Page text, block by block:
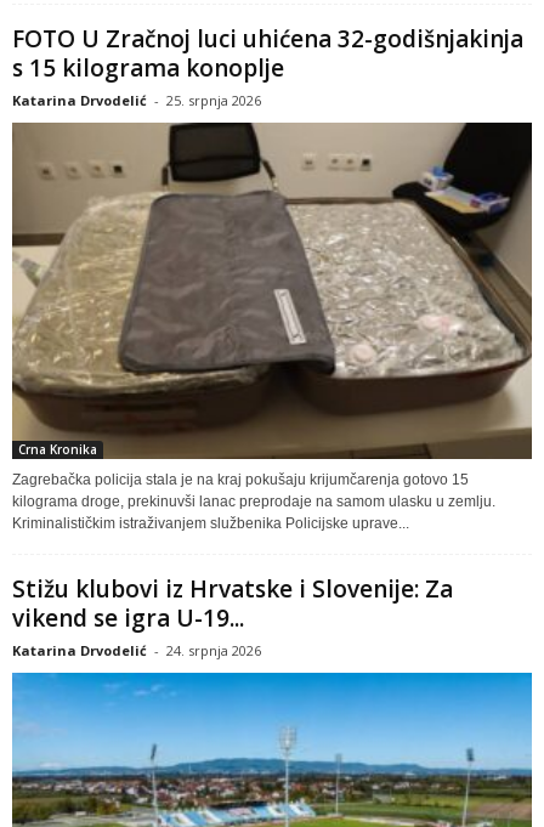
FOTO U Zračnoj luci uhićena 32-godišnjakinja
s 15 kilograma konoplje
Katarina Drvodelić - 25. srpnja 2026
Crna Kronika
Zagrebačka policija stala je na kraj pokušaju krijumčarenja gotovo 15
kilograma droge, prekinuvši lanac preprodaje na samom ulasku u zemlju.
Kriminalističkim istraživanjem službenika Policijske uprave...
Stižu klubovi iz Hrvatske i Slovenije: Za
vikend se igra U-19...
Katarina Drvodelić - 24. srpnja 2026